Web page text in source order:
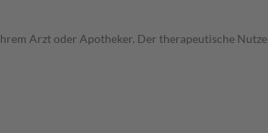
Arzt oder Apotheker. Der therapeutische